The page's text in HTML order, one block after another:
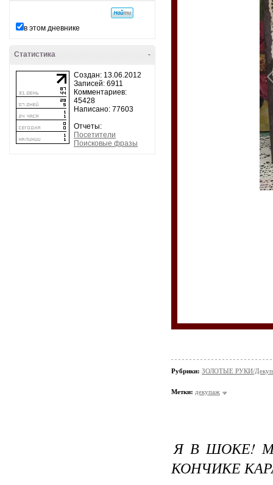
в этом дневнике
-
Статистика
Создан: 13.06.2012
Записей: 6911
Комментариев:
45428
Написано: 77603
Отчеты:
Посетители
Поисковые фразы
Рубрики: ЗОЛОТЫЕ РУКИ/
Метки: декупаж
Я В ШОКЕ!
КОНЧИКЕ